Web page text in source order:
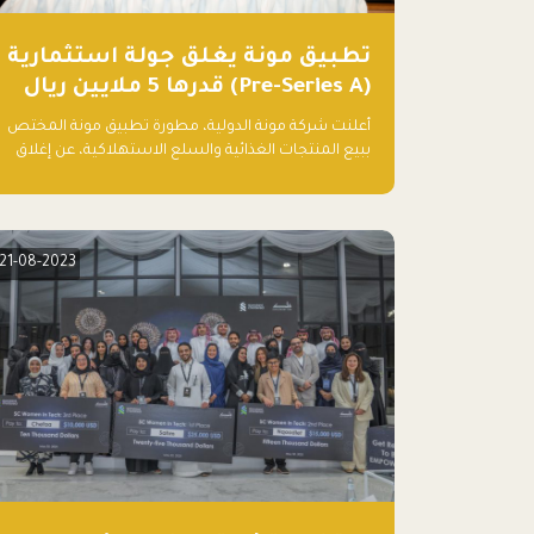
تطبيق مونة يغلق جولة استثمارية
(Pre-Series A) قدرها 5 ملايين ريال
أعلنت شركة مونة الدولية، مطورة تطبيق مونة المختص
ببيع المنتجات الغذائية والسلع الاستهلاكية، عن إغلاق
سعودي (1.3 مليون دولار أمريكي)، بقيادة شركتي دعم
الراجحي القابضة.
21-08-2023